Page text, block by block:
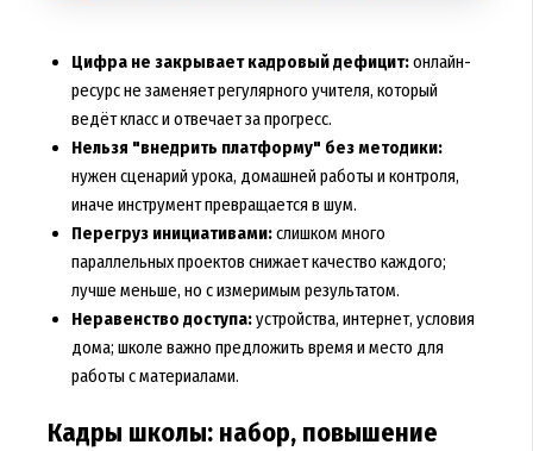
Цифра не закрывает кадровый дефицит:онлайн-
ресурс не заменяет регулярного учителя, который
ведёт класс и отвечает за прогресс.
Нельзя "внедрить платформу" без методики:
нужен сценарий урока, домашней работы и контроля,
иначе инструмент превращается в шум.
Перегруз инициативами:слишком много
параллельных проектов снижает качество каждого;
лучше меньше, но с измеримым результатом.
Неравенство доступа:устройства, интернет, условия
дома; школе важно предложить время и место для
работы с материалами.
Кадры школы: набор, повышение